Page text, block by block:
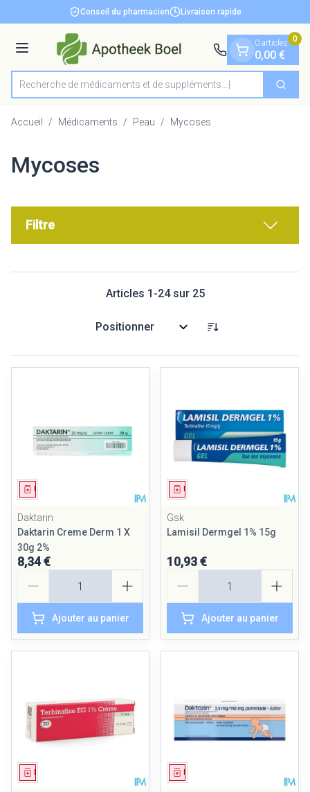
Aller au contenu
1 de 1Conseil du pharmacien Livraison rapide
Menu
Rechercher
Recherche de médicaments et
0 articles
0,00 €
0
Accueil / Médicaments / Peau / Mycoses
Mycoses
Filtre
Articles 1 -24sur 25
Trier par:
Daktarin
Daktarin Creme Derm 1 X
30g 2%
8,34 €
Ajouter au panier
Gsk
Lamisil Dermgel 1% 15g
10,93 €
Ajouter au panier